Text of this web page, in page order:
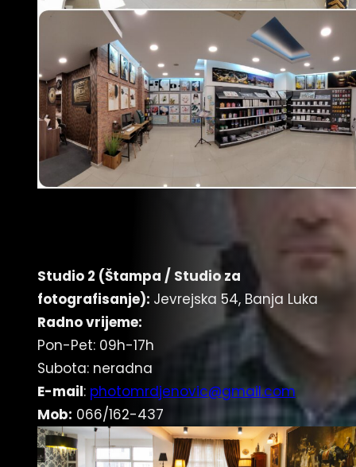
Studio 2 (Štampa / Studio za
fotografisanje): Jevrejska 54, Banja Luka
Radno vrijeme:
Pon-Pet: 09h-17h
Subota: neradna
E-mail: photomrdjenovic@gmail.com
Mob: 066/162-437